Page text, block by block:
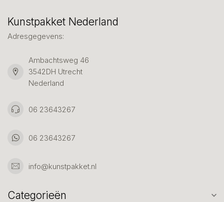
Kunstpakket Nederland
Adresgegevens:
Ambachtsweg 46
3542DH Utrecht
Nederland
06 23643267
06 23643267
info@kunstpakket.nl
Categorieën